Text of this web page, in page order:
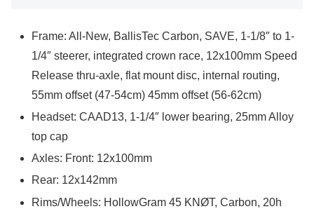
Frame: All-New, BallisTec Carbon, SAVE, 1-1/8″ to 1-
1/4″ steerer, integrated crown race, 12x100mm Speed
Release thru-axle, flat mount disc, internal routing,
55mm offset (47-54cm) 45mm offset (56-62cm)
Headset: CAAD13, 1-1/4″ lower bearing, 25mm Alloy
top cap
Axles: Front: 12x100mm
Rear: 12x142mm
Rims/Wheels: HollowGram 45 KNØT, Carbon, 20h